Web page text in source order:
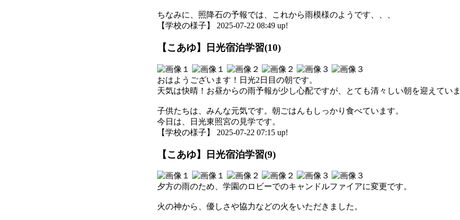
ちなみに、照降石の予報では、これから雨模様のようです、、、
【学校の様子】 2025-07-22 08:49 up!
【こあゆ】日光宿泊学習(10)
おはようございます！日光2日目の朝です。
天気は快晴！お昼からの雨予報が少し心配ですが、とても清々しい朝を迎えていま
子供たちは、みんな元気です。朝ごはんもしっかり食べています。
今日は、日光東照宮の見学です。
【学校の様子】 2025-07-22 07:15 up!
【こあゆ】日光宿泊学習(9)
夕方の雨のため、学園のロビーでのキャンドルファイアに変更です。
火の神から、優しさや協力などの火をいただきました。